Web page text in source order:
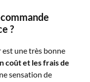
?
est une très bonne
coût et les frais de
sensation de